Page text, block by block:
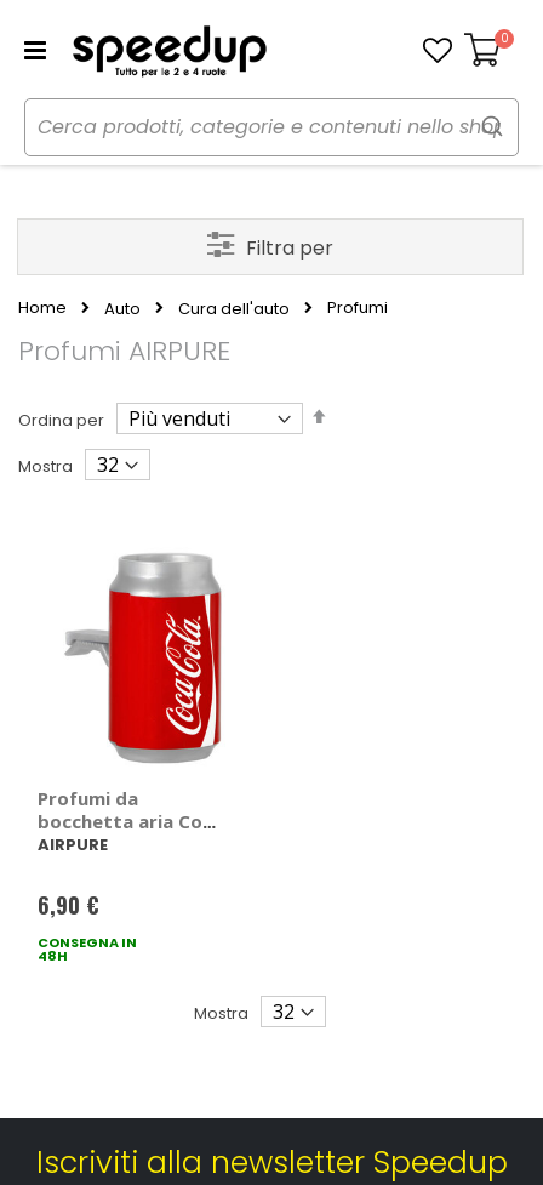
Carrello
0
Home Auto Cura dell'auto Profumi
Profumi AIRPURE
Ordina per
Imposta
Mostra
Profumi da
bocchetta aria Coca
Cola latttina -
AIRPURE
6,90 €
CONSEGNA IN
48H
Mostra
Filtra per
Iscriviti alla newsletter Speedup